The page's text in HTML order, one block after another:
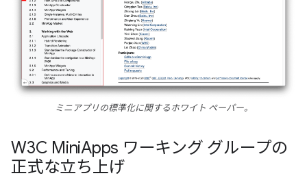
ミニアプリの標準化に関するホワイト ペーパー。
W3C MiniApps ワーキング グループの
正式な立ち上げ